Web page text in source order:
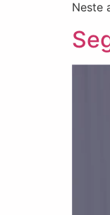
Neste